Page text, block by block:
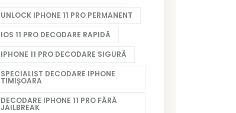
UNLOCK IPHONE 11 PRO PERMANENT
IOS 11 PRO DECODARE RAPIDĂ
IPHONE 11 PRO DECODARE SIGURĂ
SPECIALIST DECODARE IPHONE
TIMIȘOARA
DECODARE IPHONE 11 PRO FĂRĂ
JAILBREAK